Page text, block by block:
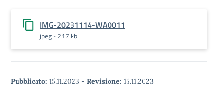
IMG-20231114-WA0011
jpeg - 217 kb
Pubblicato: 15.11.2023 - Revisione: 15.11.2023